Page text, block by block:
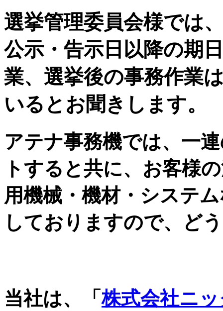
選挙管理委員会様では
公示・告示日以降の期
業、選挙後の事務作業
いるとお聞きします。
アテナ事務機では、一
トすると共に、お客様
用機械・機材・システ
しておりますので、ど
当社は、「株式会社ニ